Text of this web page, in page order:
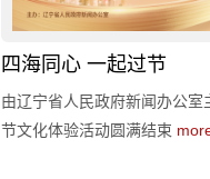
四海同心 一起过节
由辽宁省人民政府新闻办公室
节文化体验活动圆满结束